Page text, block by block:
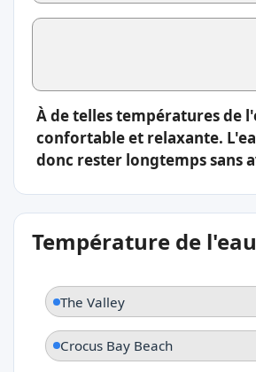
À de telles températures de
confortable et relaxante.
donc rester longtemps sans
Température de
The Valley
Crocus Bay Beach